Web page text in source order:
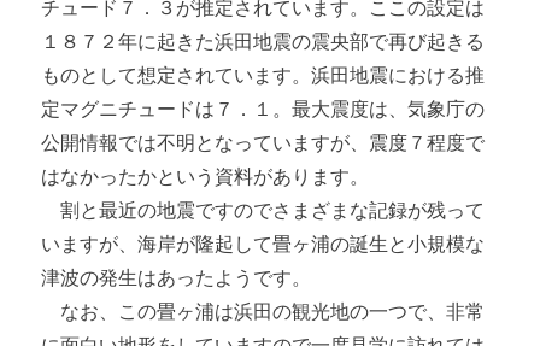
チュード７．３が推定されています。ここの設定は
１８７２年に起きた浜田地震の震央部で再び起きる
ものとして想定されています。浜田地震における推
定マグニチュードは７．１。最大震度は、気象庁の
公開情報では不明となっていますが、震度７程度で
はなかったかという資料があります。
割と最近の地震ですのでさまざまな記録が残って
いますが、海岸が隆起して畳ヶ浦の誕生と小規模な
津波の発生はあったようです。
なお、この畳ヶ浦は浜田の観光地の一つで、非常